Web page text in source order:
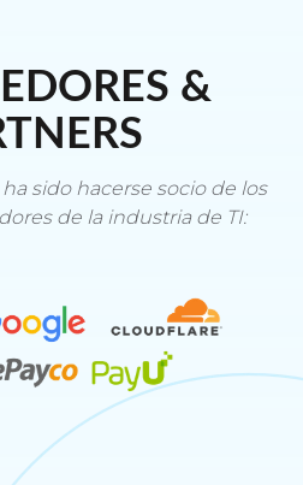
&
sido hacerse socio de los
de la industria de TI: